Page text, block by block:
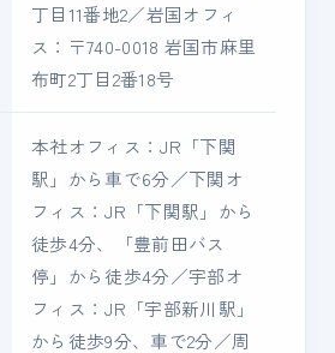
丁目11番地2／岩国オフィ
ス：〒740-0018 岩国市麻里
布町2丁目2番18号
本社オフィス：JR「下関
駅」から車で6分／下関オ
フィス：JR「下関駅」から
徒歩4分、「豊前田バス
停」から徒歩4分／宇部オ
フィス：JR「宇部新川駅」
から徒歩9分、車で2分／周